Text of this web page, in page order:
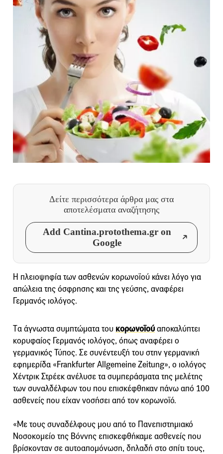
Δείτε περισσότερα άρθρα μας στα
αποτελέσματα αναζήτησης
Add Cantina.protothema.gr on
Google
Η πλειοψηφία των ασθενών κορωνοϊού κάνει λόγο για
απώλεια της όσφρησης και της γεύσης, αναφέρει
Γερμανός ιολόγος.
Tα άγνωστα συμπτώματα του κορωνοϊούαποκαλύπτει
κορυφαίος Γερμανός ιολόγος, όπως αναφέρει ο
γερμανικός Τύπος. Σε συνέντευξή του στην γερμανική
εφημερίδα «Frankfurter Allgemeine Zeitung», o ιολόγος
Χέντρικ Στρέεκ ανέλυσε τα συμπεράσματα της μελέτης
των συναλδέλφων του που επισκέφθηκαν πάνω από 100
ασθενείς που είχαν νοσήσει από τον κορωνοϊό.
«Με τους συναδέλφους μου από το Πανεπιστημιακό
Νοσοκομείο της Βόννης επισκεφθήκαμε ασθενείς που
βρίσκονταν σε αυτοαπομόνωση, δηλαδή στο σπίτι τους,